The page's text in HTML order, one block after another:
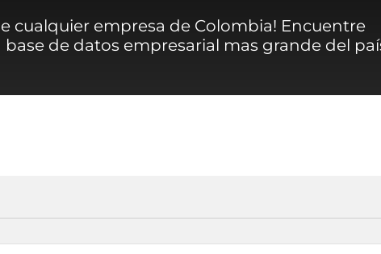
cualquier empresa de Colombia! Encuentre
base de datos empresarial mas grande del